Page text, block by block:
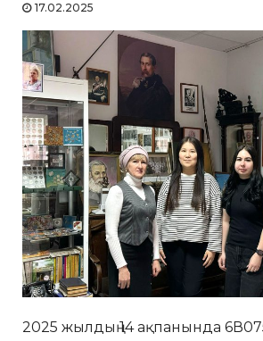
17.02.2025
2025 жылдың 14 ақпанында